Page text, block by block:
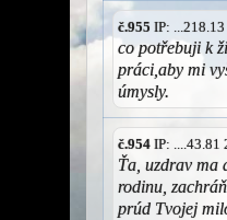
č.955 IP:
co potřebuji k
práci,aby mi
úmysly.
č.954 IP: ....43.81
Ťa, uzdrav ma
rodinu,
prúd Tvojej